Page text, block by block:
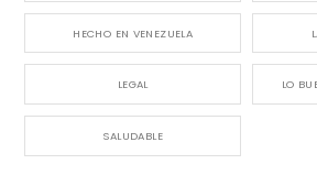
HECHO EN VENEZUELA
LEGAL LO
SALUDABLE